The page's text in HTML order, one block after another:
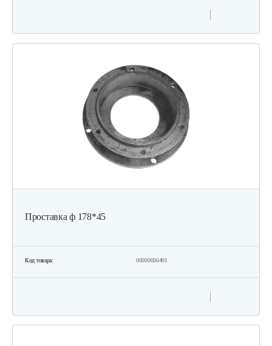
Проставка ф 178*45
Код товара: 00000006491